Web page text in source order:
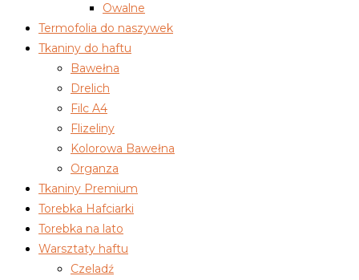
Owalne
Termofolia do naszywek
Tkaniny do haftu
Bawełna
Drelich
Filc A4
Flizeliny
Kolorowa Bawełna
Organza
Tkaniny Premium
Torebka Hafciarki
Torebka na lato
Warsztaty haftu
Czeladź